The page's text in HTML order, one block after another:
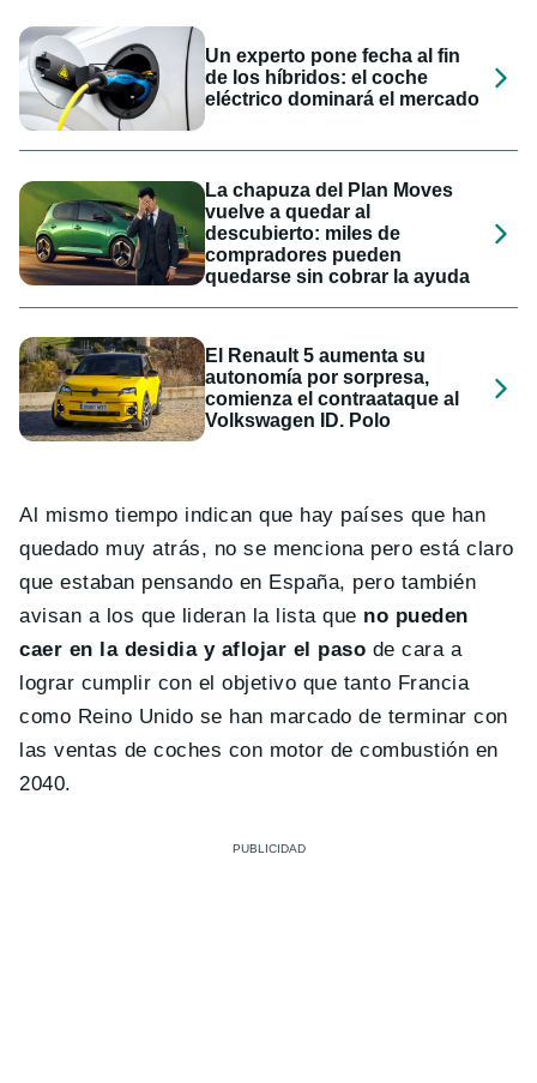
Un experto pone fecha al fin
de los híbridos: el coche
eléctrico dominará el mercado
La chapuza del Plan Moves
vuelve a quedar al
descubierto: miles de
compradores pueden
quedarse sin cobrar la ayuda
El Renault 5 aumenta su
autonomía por sorpresa,
comienza el contraataque al
Volkswagen ID. Polo
Al mismo tiempo indican que hay países que han
quedado muy atrás, no se menciona pero está claro
que estaban pensando en España, pero también
avisan a los que lideran la lista que no pueden
caer en la desidia y aflojar el paso de cara a
lograr cumplir con el objetivo que tanto Francia
como Reino Unido se han marcado de terminar con
las ventas de coches con motor de combustión en
2040.